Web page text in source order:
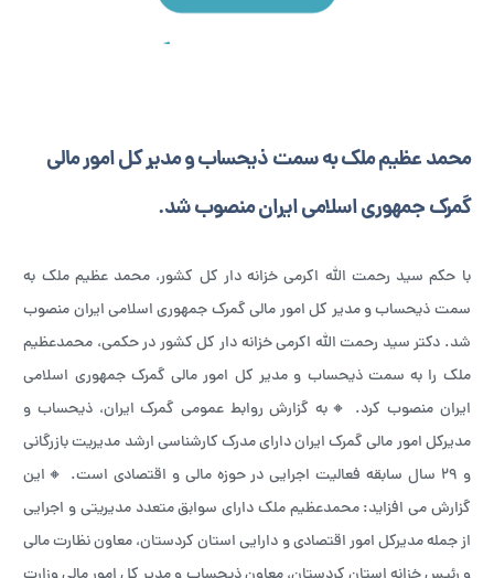
محمد عظیم ملک به سمت ذیحساب و مدیر کل امور مالی
گمرک جمهوری اسلامی ایران منصوب شد.
با حکم سید رحمت الله اکرمی خزانه دار کل کشور، محمد عظیم ملک به
سمت ذیحساب و مدیر کل امور مالی گمرک جمهوری اسلامی ایران منصوب
شد. دکتر سید رحمت الله اکرمی خزانه دار کل کشور در حکمی، محمدعظیم
ملک را به سمت ذیحساب و‌ مدیر کل امور مالی گمرک جمهوری اسلامی
ایران منصوب کرد. 🔸به گزارش روابط عمومی گمرک ایران، ذیحساب و
مدیرکل امور مالی گمرک ایران دارای مدرک کارشناسی ارشد مدیریت بازرگانی
و 29 سال سابقه فعالیت اجرایی در حوزه مالی و اقتصادی است. 🔸این
گزارش می افزاید: محمدعظیم ملک دارای سوابق متعدد مدیریتی و اجرایی
از جمله مدیرکل امور اقتصادی و دارایی استان کردستان، معاون نظارت مالی